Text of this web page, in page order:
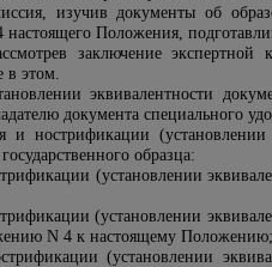
изучив документы об
настоящего Положения,
заключение
в этом.
эквивалентности
документа специального
и нострификации
образца:
(установлении
(установлении
N 4 к настоящему Положению;
(установлении